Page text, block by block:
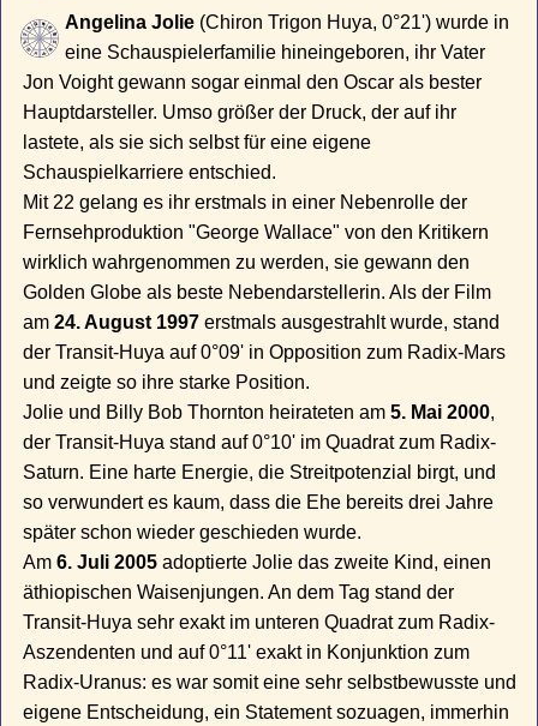
Angelina Jolie (Chiron Trigon Huya, 0°21') wurde in
eine Schauspielerfamilie hineingeboren, ihr Vater
Jon Voight gewann sogar einmal den Oscar als bester
Hauptdarsteller. Umso größer der Druck, der auf ihr
lastete, als sie sich selbst für eine eigene
Schauspielkarriere entschied.
Mit 22 gelang es ihr erstmals in einer Nebenrolle der
Fernsehproduktion "George Wallace" von den Kritikern
wirklich wahrgenommen zu werden, sie gewann den
Golden Globe als beste Nebendarstellerin. Als der Film
am24. August 1997 erstmals ausgestrahlt wurde, stand
der Transit-Huya auf 0°09' in Opposition zum Radix-Mars
und zeigte so ihre starke Position.
Jolie und Billy Bob Thornton heirateten am5. Mai 2000,
der Transit-Huya stand auf 0°10' im Quadrat zum Radix-
Saturn. Eine harte Energie, die Streitpotenzial birgt, und
so verwundert es kaum, dass die Ehe bereits drei Jahre
später schon wieder geschieden wurde.
Am6. Juli 2005 adoptierte Jolie das zweite Kind, einen
äthiopischen Waisenjungen. An dem Tag stand der
Transit-Huya sehr exakt im unteren Quadrat zum Radix-
Aszendenten und auf 0°11' exakt in Konjunktion zum
Radix-Uranus: es war somit eine sehr selbstbewusste und
eigene Entscheidung, ein Statement sozuagen, immerhin